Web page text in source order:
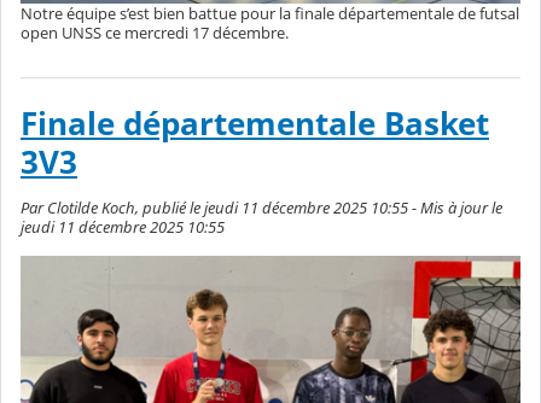
Notre équipe s’est bien battue pour la finale départementale de futsal
open UNSS ce mercredi 17 décembre.
Finale départementale Basket
3V3
Par Clotilde Koch, publié le jeudi 11 décembre 2025 10:55 - Mis à jour le
jeudi 11 décembre 2025 10:55